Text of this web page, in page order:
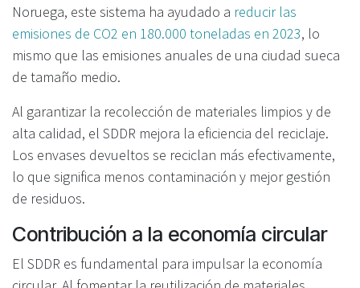
Noruega, este sistema ha ayudado a reducir las
emisiones de CO2 en 180.000 toneladas en 2023, lo
mismo que las emisiones anuales de una ciudad sueca
de tamaño medio.
Al garantizar la recolección de materiales limpios y de
alta calidad, el SDDR mejora la eficiencia del reciclaje.
Los envases devueltos se reciclan más efectivamente,
lo que significa menos contaminación y mejor gestión
de residuos.
Contribución a la economía circular
El SDDR es fundamental para impulsar la economía